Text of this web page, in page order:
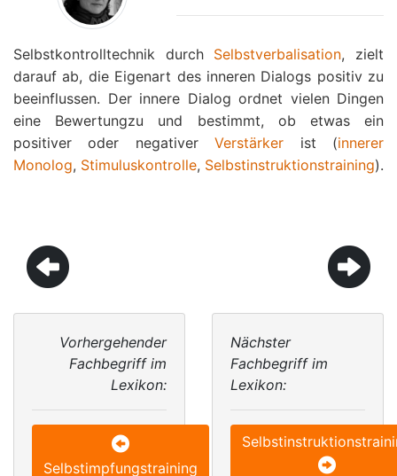
Selbstkontrolltechnik durch Selbstverbalisation, zielt
darauf ab, die Eigenart des inneren Dialogs positiv zu
beeinflussen. Der innere Dialog ordnet vielen Dingen
eine Bewertungzu und bestimmt, ob etwas ein
positiver oder negativerVerstärker ist (innerer
Monolog, Stimuluskontrolle, Selbstinstruktionstraining).
Vorhergehender
Fachbegriff im
Lexikon:
Selbstimpfungstraining
Nächster
Fachbegriff im
Lexikon: